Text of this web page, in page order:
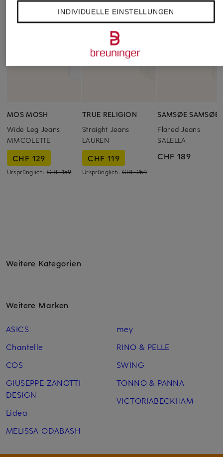
MOS MOSH
Wide Leg Jeans
MMCOLETTE
CHF 129
Ursprünglich: CHF 159
TRUE RELIGION
Straight Jeans
LAUREN
CHF 119
Ursprünglich: CHF 259
SAMSØE SAMSØE
Flared Jeans
SALELLA
CHF 189
Weitere Kategorien
Weitere Marken
ASICS
Chantelle
COS
GIUSEPPE ZANOTTI
DESIGN
Lidea
MELISSA ODABASH
mey
RINO & PELLE
SWING
TONNO & PANNA
VICTORIABECKHAM
INDIVIDUELLE EINSTELLUNGEN